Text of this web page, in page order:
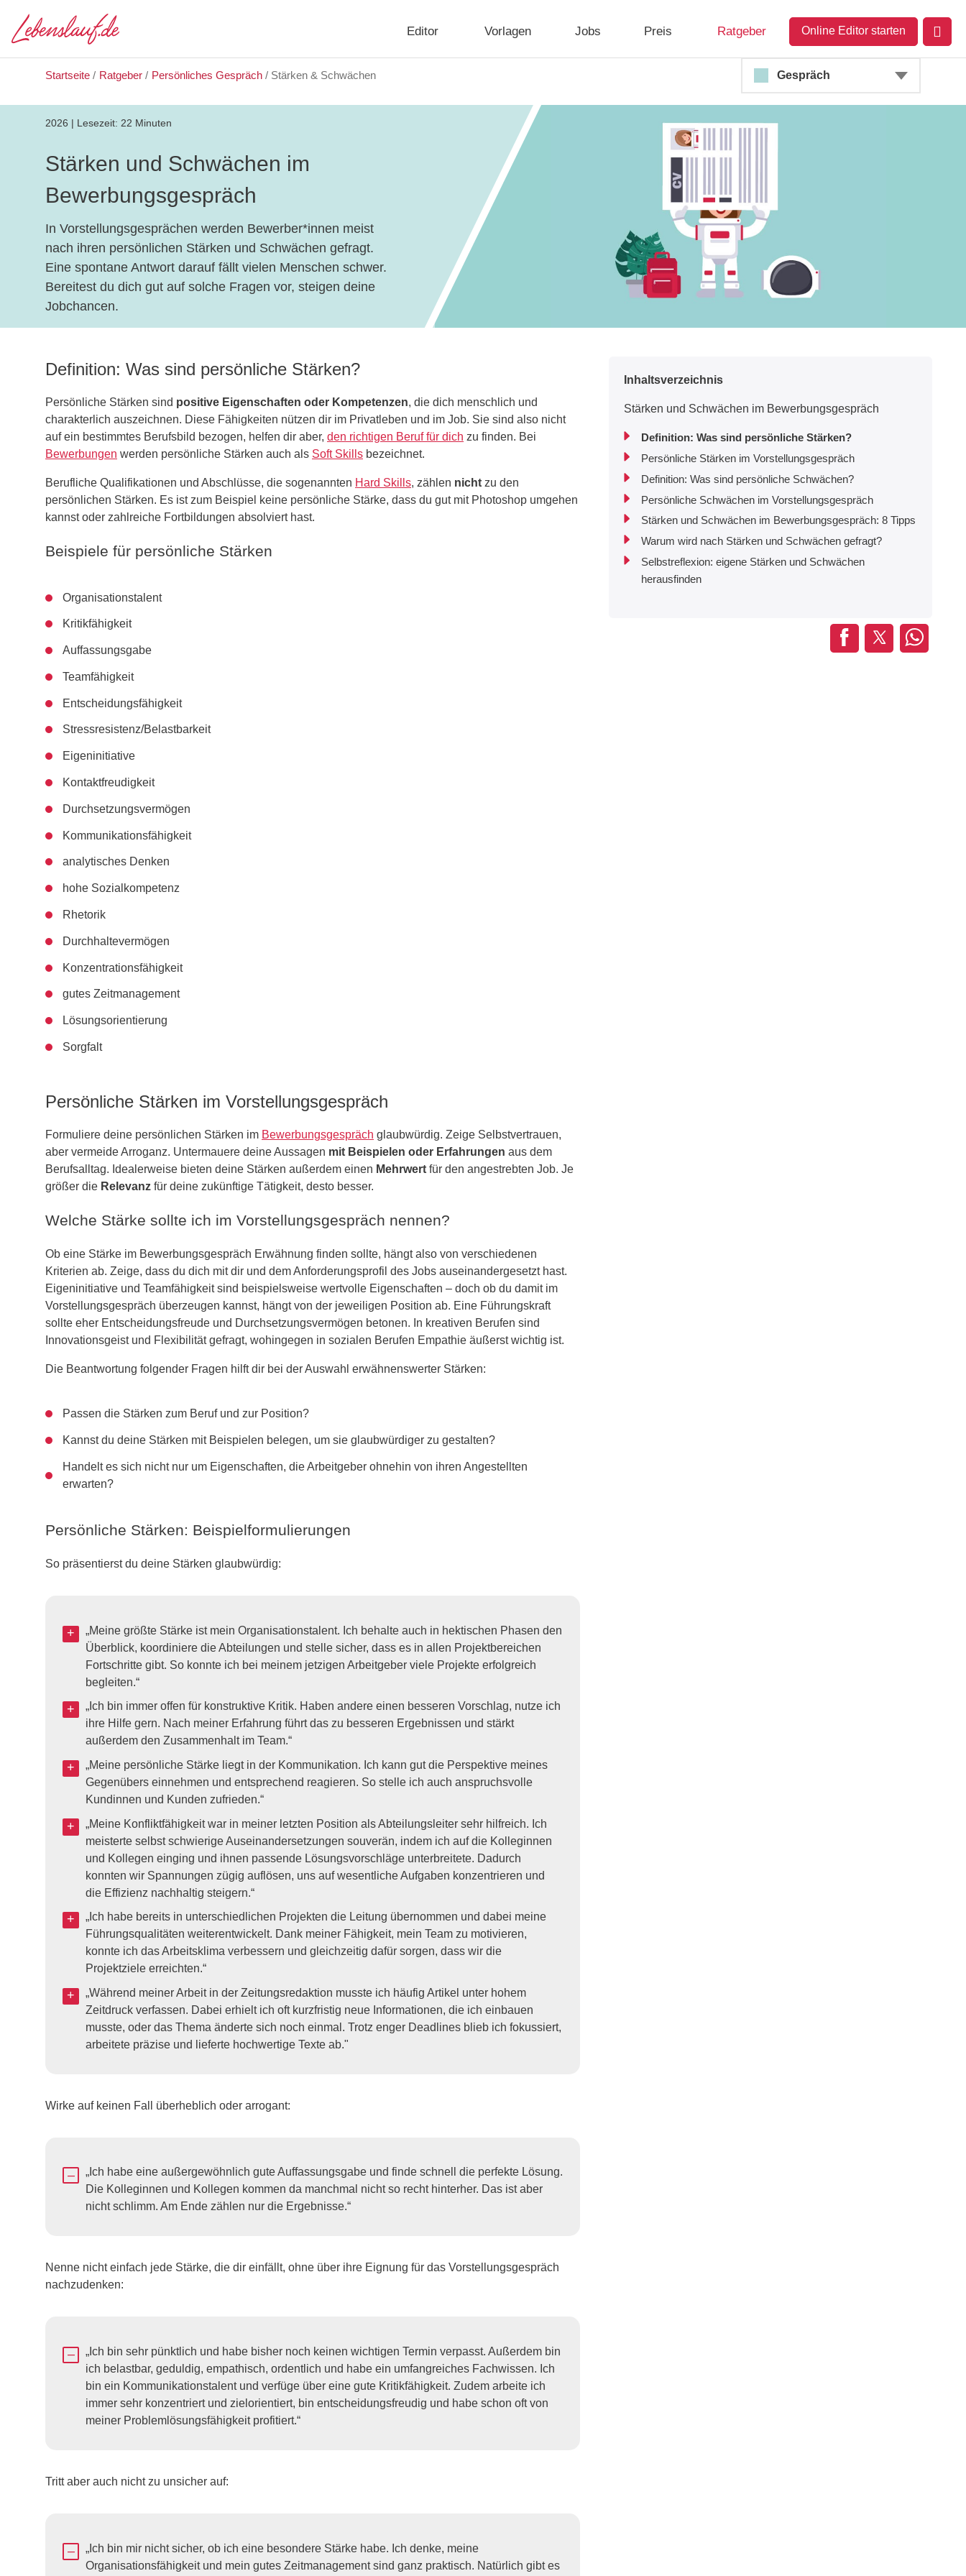
Editor Vorlagen Jobs Preis Ratgeber Online Editor starten
Startseite / Ratgeber/ Persönliches Gespräch/ Stärken & Schwächen Gespräch
2026 Lesezeit: 22 Minuten
Stärken und Schwächen im
Bewerbungsgespräch
In Vorstellungsgesprächen werden Bewerber*innen meist
nach ihren persönlichen Stärken und Schwächen gefragt.
Eine spontane Antwort darauf fällt vielen Menschen schwer.
Bereitest du dich gut auf solche Fragen vor, steigen deine
Jobchancen.
Inhaltsverzeichnis
Stärken und Schwächen im Bewerbungsgespräch
Definition: Was sind persönliche Stärken?
Persönliche Stärken im Vorstellungsgespräch
Definition: Was sind persönliche Schwächen?
Persönliche Schwächen im Vorstellungsgespräch
Stärken und Schwächen im Bewerbungsgespräch: 8 Tipps
Warum wird nach Stärken und Schwächen gefragt?
Selbstreflexion: eigene Stärken und Schwächen
herausfinden
Definition: Was sind persönliche Stärken?
Persönliche Stärken sind positive Eigenschaften oder Kompetenzen, die dich menschlich und
charakterlich auszeichnen. Diese Fähigkeiten nützen dir im Privatleben und im Job. Sie sind also nicht
auf ein bestimmtes Berufsbild bezogen, helfen dir aber, den richtigen Beruf für dich zu finden. Bei
Bewerbungen werden persönliche Stärken auch als Soft Skills bezeichnet.
Berufliche Qualifikationen und Abschlüsse, die sogenannten Hard Skills, zählen nicht zu den
persönlichen Stärken. Es ist zum Beispiel keine persönliche Stärke, dass du gut mit Photoshop umgehen
kannst oder zahlreiche Fortbildungen absolviert hast.
Beispiele für persönliche Stärken
Organisationstalent
Kritikfähigkeit
Auffassungsgabe
Teamfähigkeit
Entscheidungsfähigkeit
Stressresistenz/Belastbarkeit
Eigeninitiative
Kontaktfreudigkeit
Durchsetzungsvermögen
Kommunikationsfähigkeit
analytisches Denken
hohe Sozialkompetenz
Rhetorik
Durchhaltevermögen
Konzentrationsfähigkeit
gutes Zeitmanagement
Lösungsorientierung
Sorgfalt
Persönliche Stärken im Vorstellungsgespräch
Formuliere deine persönlichen Stärken im Bewerbungsgespräch glaubwürdig. Zeige Selbstvertrauen,
aber vermeide Arroganz. Untermauere deine Aussagen mit Beispielen oder Erfahrungen aus dem
Berufsalltag. Idealerweise bieten deine Stärken außerdem einen Mehrwert für den angestrebten Job. Je
größer die Relevanz für deine zukünftige Tätigkeit, desto besser.
Welche Stärke sollte ich im Vorstellungsgespräch nennen?
Ob eine Stärke im Bewerbungsgespräch Erwähnung finden sollte, hängt also von verschiedenen
Kriterien ab. Zeige, dass du dich mit dir und dem Anforderungsprofil des Jobs auseinandergesetzt hast.
Eigeninitiative und Teamfähigkeit sind beispielsweise wertvolle Eigenschaften – doch ob du damit im
Vorstellungsgespräch überzeugen kannst, hängt von der jeweiligen Position ab. Eine Führungskraft
sollte eher Entscheidungsfreude und Durchsetzungsvermögen betonen. In kreativen Berufen sind
Innovationsgeist und Flexibilität gefragt, wohingegen in sozialen Berufen Empathie äußerst wichtig ist.
Die Beantwortung folgender Fragen hilft dir bei der Auswahl erwähnenswerter Stärken:
Passen die Stärken zum Beruf und zur Position?
Kannst du deine Stärken mit Beispielen belegen, um sie glaubwürdiger zu gestalten?
Handelt es sich nicht nur um Eigenschaften, die Arbeitgeber ohnehin von ihren Angestellten
erwarten?
Persönliche Stärken: Beispielformulierungen
So präsentierst du deine Stärken glaubwürdig:
„Meine größte Stärke ist mein Organisationstalent. Ich behalte auch in hektischen Phasen den
Überblick, koordiniere die Abteilungen und stelle sicher, dass es in allen Projektbereichen
Fortschritte gibt. So konnte ich bei meinem jetzigen Arbeitgeber viele Projekte erfolgreich
begleiten.“
„Ich bin immer offen für konstruktive Kritik. Haben andere einen besseren Vorschlag, nutze ich
ihre Hilfe gern. Nach meiner Erfahrung führt das zu besseren Ergebnissen und stärkt
außerdem den Zusammenhalt im Team.“
„Meine persönliche Stärke liegt in der Kommunikation. Ich kann gut die Perspektive meines
Gegenübers einnehmen und entsprechend reagieren. So stelle ich auch anspruchsvolle
Kundinnen und Kunden zufrieden.“
„Meine Konfliktfähigkeit war in meiner letzten Position als Abteilungsleiter sehr hilfreich. Ich
meisterte selbst schwierige Auseinandersetzungen souverän, indem ich auf die Kolleginnen
und Kollegen einging und ihnen passende Lösungsvorschläge unterbreitete. Dadurch
konnten wir Spannungen zügig auflösen, uns auf wesentliche Aufgaben konzentrieren und
die Effizienz nachhaltig steigern.“
„Ich habe bereits in unterschiedlichen Projekten die Leitung übernommen und dabei meine
Führungsqualitäten weiterentwickelt. Dank meiner Fähigkeit, mein Team zu motivieren,
konnte ich das Arbeitsklima verbessern und gleichzeitig dafür sorgen, dass wir die
Projektziele erreichten.“
„Während meiner Arbeit in der Zeitungsredaktion musste ich häufig Artikel unter hohem
Zeitdruck verfassen. Dabei erhielt ich oft kurzfristig neue Informationen, die ich einbauen
musste, oder das Thema änderte sich noch einmal. Trotz enger Deadlines blieb ich fokussiert,
arbeitete präzise und lieferte hochwertige Texte ab."
Wirke auf keinen Fall überheblich oder arrogant:
„Ich habe eine außergewöhnlich gute Auffassungsgabe und finde schnell die perfekte Lösung.
Die Kolleginnen und Kollegen kommen da manchmal nicht so recht hinterher. Das ist aber
nicht schlimm. Am Ende zählen nur die Ergebnisse.“
Nenne nicht einfach jede Stärke, die dir einfällt, ohne über ihre Eignung für das Vorstellungsgespräch
nachzudenken:
„Ich bin sehr pünktlich und habe bisher noch keinen wichtigen Termin verpasst. Außerdem bin
ich belastbar, geduldig, empathisch, ordentlich und habe ein umfangreiches Fachwissen. Ich
bin ein Kommunikationstalent und verfüge über eine gute Kritikfähigkeit. Zudem arbeite ich
immer sehr konzentriert und zielorientiert, bin entscheidungsfreudig und habe schon oft von
meiner Problemlösungsfähigkeit profitiert.“
Tritt aber auch nicht zu unsicher auf:
„Ich bin mir nicht sicher, ob ich eine besondere Stärke habe. Ich denke, meine
Organisationsfähigkeit und mein gutes Zeitmanagement sind ganz praktisch. Natürlich gibt es